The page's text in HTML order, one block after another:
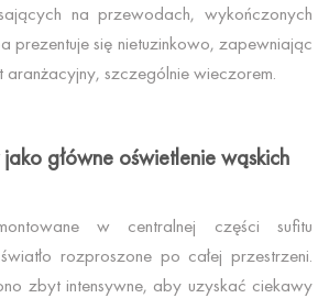
na przewodach, wykończonych
prezentuje się nietuzinkowo, zapewniając
szczególnie wieczorem.
główne oświetlenie wąskich
w centralnej części sufitu
rozproszone po całej przestrzeni.
zbyt intensywne, aby uzyskać ciekawy